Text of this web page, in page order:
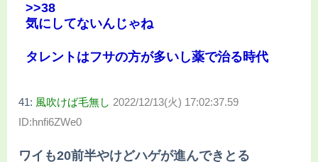
>>38
気にしてないんじゃね
タレントはフサの方が多いし薬で治る時代
41: 風吹けば毛無し 2022/12/13(火) 17:02:37.59
ID:hnfi6ZWe0
ワイも20前半やけどハゲが進んできとる